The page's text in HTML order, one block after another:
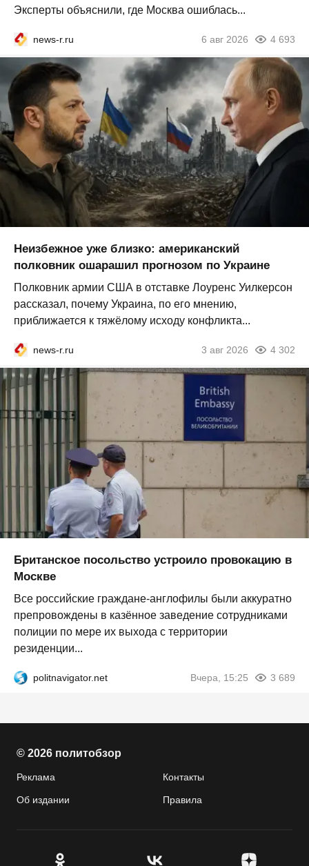
Эксперты объяснили, где Москва ошиблась...
news-r.ru 6 авг 2026 4 693
Неизбежное уже близко: американский
полковник ошарашил прогнозом по Украине
Полковник армии США в отставке Лоуренс Уилкерсон
рассказал, почему Украина, по его мнению,
приближается к тяжёлому исходу конфликта...
news-r.ru 3 авг 2026 4 302
Британское посольство устроило провокацию в
Москве
Все российские граждане-англофилы были аккуратно
препровождены в казённое заведение сотрудниками
полиции по мере их выхода с территории
резиденции...
politnavigator.net Вчера, 15:25 3 689
© 2026 политобзор
Реклама Контакты
Об издании Правила